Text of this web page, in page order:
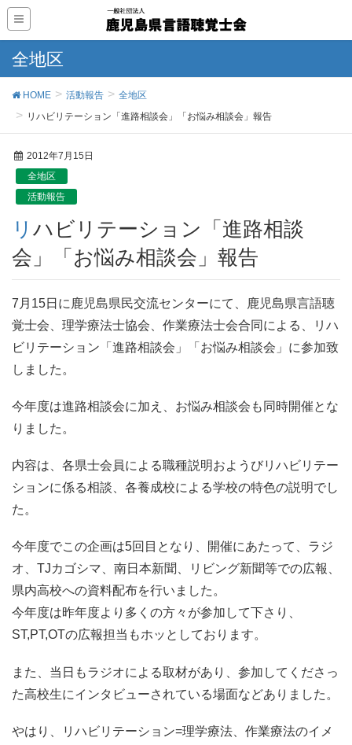
全地区
HOME 活動報告
全地区
リハビリテーション「進路相談会」「お悩み相談会」報告
2012年7月15日
全地区
活動報告
リハビリテーション「進路相談
会」「お悩み相談会」報告
7月15日に鹿児島県民交流センターにて、鹿児島県言語聴
覚士会、理学療法士協会、作業療法士会合同による、リハ
ビリテーション「進路相談会」「お悩み相談会」に参加致
しました。
今年度は進路相談会に加え、お悩み相談会も同時開催とな
りました。
内容は、各県士会員による職種説明おようびリハビリテー
ションに係る相談、各養成校による学校の特色の説明でし
た。
今年度でこの企画は5回目となり、開催にあたって、ラジ
オ、TJカゴシマ、南日本新聞、リビング新聞等での広報、
県内高校への資料配布を行いました。
今年度は昨年度より多くの方々が参加して下さり、
ST,PT,OTの広報担当もホッとしております。
また、当日もラジオによる取材があり、参加してくださっ
た高校生にインタビューされている場面などありました。
やはり、リハビリテーション=理学療法、作業療法のイメ